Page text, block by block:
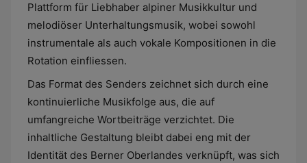
Plattform für Liebhaber alpiner Musikkultur und
melodiöser Unterhaltungsmusik, wobei sowohl
instrumentale als auch vokale Kompositionen in die
Rotation einfliessen.
Das Format des Senders zeichnet sich durch eine
kontinuierliche Musikfolge aus, die auf
umfangreiche Wortbeiträge verzichtet. Die
inhaltliche Gestaltung bleibt dabei eng mit der
Identität des Berner Oberlandes verknüpft, was sich